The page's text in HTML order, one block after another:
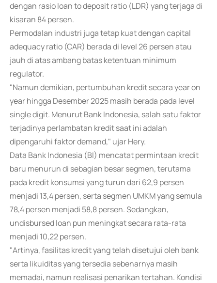
dengan rasio loan to deposit ratio (LDR) yang terjaga di
kisaran 84 persen.
Permodalan industri juga tetap kuat dengan capital
adequacy ratio (CAR) berada di level 26 persen atau
jauh di atas ambang batas ketentuan minimum
regulator.
"Namun demikian, pertumbuhan kredit secara year on
year hingga Desember 2025 masih berada pada level
single digit. Menurut Bank Indonesia, salah satu faktor
terjadinya perlambatan kredit saat ini adalah
dipengaruhi faktor demand," ujar Hery.
Data Bank Indonesia (BI) mencatat permintaan kredit
baru menurun di sebagian besar segmen, terutama
pada kredit konsumsi yang turun dari 62,9 persen
menjadi 13,4 persen, serta segmen UMKM yang semula
78,4 persen menjadi 58,8 persen. Sedangkan,
undisbursed loan pun meningkat secara rata-rata
menjadi 10,22 persen.
"Artinya, fasilitas kredit yang telah disetujui oleh bank
serta likuiditas yang tersedia sebenarnya masih
memadai, namun realisasi penarikan tertahan. Kondisi